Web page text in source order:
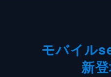
モバイル
新登